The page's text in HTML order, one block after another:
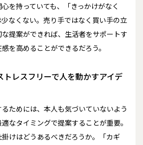
を持っていても、「きっかけがなく
なくない。売り手ではなく買い手の立
提案ができれば、生活者をサポートす
を高めることができるだろう。
トレスフリーで人を動かすアイデ
ためには、本人も気づいていないよう
なタイミングで提案することが重要。
けはどうあるべきだろうか。「カギ